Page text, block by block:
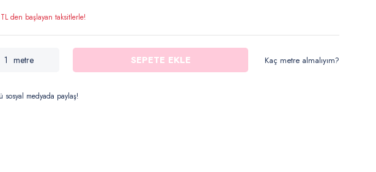
den başlayan taksitlerle!
metre SEPETE EKLE Kaç metre almalıyım?
sosyal medyada paylaş!